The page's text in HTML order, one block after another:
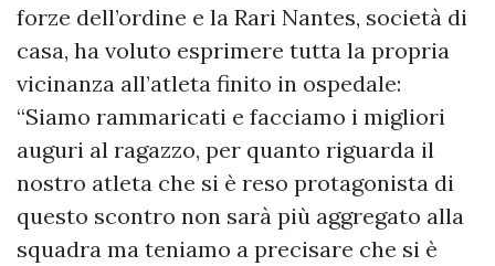
forze dell’ordine e la Rari Nantes, società di
casa, ha voluto esprimere tutta la propria
vicinanza all’atleta finito in ospedale:
“Siamo rammaricati e facciamo i migliori
auguri al ragazzo, per quanto riguarda il
nostro atleta che si è reso protagonista di
questo scontro non sarà più aggregato alla
squadra ma teniamo a precisare che si è